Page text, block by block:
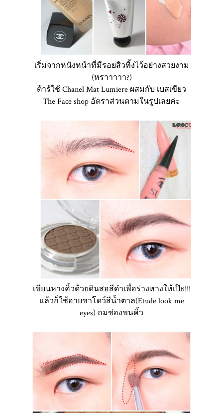
เริ่มจากหนังหน้าที่มีรอยสิวทิ้งไว้อย่างสวยงาม
(หราาาาา?)
ต้าร์ใช้ Chanel Mat Lumiere ผสมกับ เบสเขียว
The Face shop อัตราส่วนตามในรูปเลยค่ะ
เขียนหางคิ้วด้วยดินสอสีดำเพื่อร่างหางให้เป๊ะ!!!
แล้วก็ใช้อายชาโดว์สีน้ำตาล(Etude look me
eyes) ถมช่องขนคิ้ว